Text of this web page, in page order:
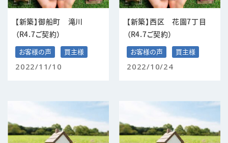
【新築】御船町 滝川
（R4.7ご契約）
お客様の声 買主様
2022/11/10
【新築】西区 花園7丁目
（R4.7ご契約）
お客様の声 買主様
2022/10/24